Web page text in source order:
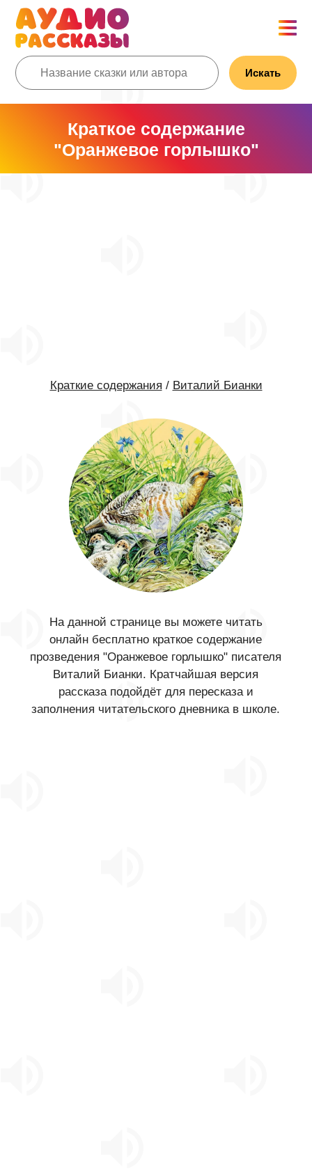
Искать
Краткое содержание
"Оранжевое горлышко"
Краткие содержания / Виталий Бианки
На данной странице вы можете читать
онлайн бесплатно краткое содержание
прозведения "Оранжевое горлышко" писателя
Виталий Бианки. Кратчайшая версия
рассказа подойдёт для пересказа и
заполнения читательского дневника в школе.